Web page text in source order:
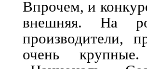
Впрочем, и
внешняя. На
производители,
очень